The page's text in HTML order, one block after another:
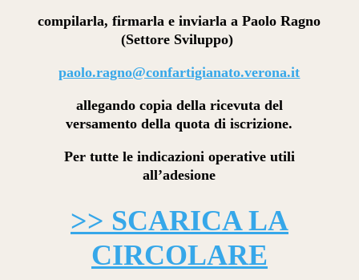
compilarla, firmarla e inviarla a Paolo Ragno
(Settore Sviluppo)
paolo.ragno@confartigianato.verona.it
allegando copia della ricevuta del
versamento della quota di iscrizione.
Per tutte le indicazioni operative utili
all’adesione
>> SCARICA LA
CIRCOLARE